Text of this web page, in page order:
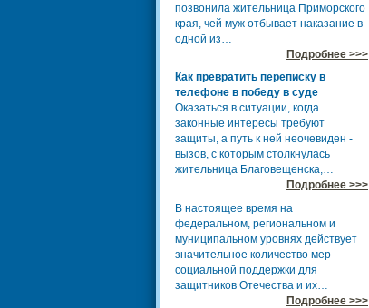
позвонила жительница Приморского
края, чей муж отбывает наказание в
одной из…
Подробнее >>>
Как превратить переписку в
телефоне в победу в суде
Оказаться в ситуации, когда
законные интересы требуют
защиты, а путь к ней неочевиден -
вызов, с которым столкнулась
жительница Благовещенска,…
Подробнее >>>
В настоящее время на
федеральном, региональном и
муниципальном уровнях действует
значительное количество мер
социальной поддержки для
защитников Отечества и их…
Подробнее >>>